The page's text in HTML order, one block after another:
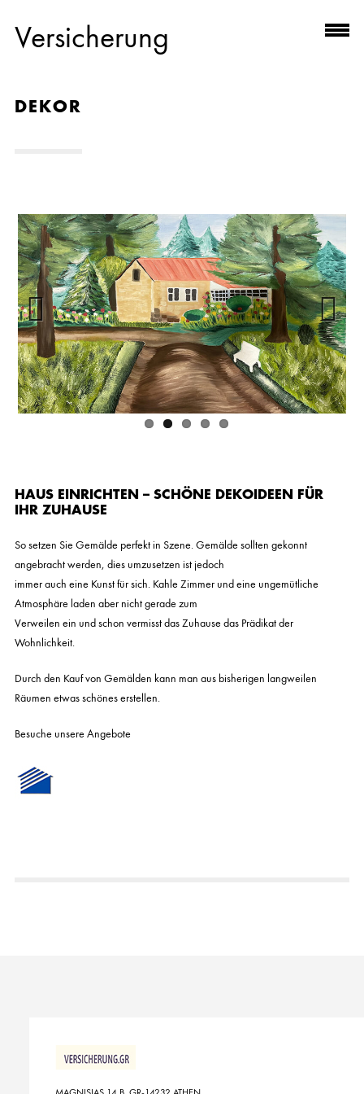
Versicherung
DEKOR
Previous Next
HAUS EINRICHTEN – SCHÖNE DEKOIDEEN FÜR
IHR ZUHAUSE
So setzen Sie Gemälde perfekt in Szene. Gemälde sollten gekonnt
angebracht werden, dies umzusetzen ist jedoch
immer auch eine Kunst für sich. Kahle Zimmer und eine ungemütliche
Atmosphäre laden aber nicht gerade zum
Verweilen ein und schon vermisst das Zuhause das Prädikat der
Wohnlichkeit.
Durch den Kauf von Gemälden kann man aus bisherigen langweilen
Räumen etwas schönes erstellen.
Besuche unsere Angebote